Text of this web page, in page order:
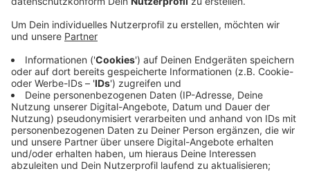
bereits im Januar in Dortmund und Recklinghausen
festgenommen. Gestern (28.04.) in den frühen
Morgenstunden hat die Polizei vier weitere
Tatverdächtige festgesetzt: in Wuppertal,
Mettmann, Dormagen und Solingen. Außerdem
haben die Ermittler drei Lagerhallen in NRW
lokalisiert, die mit der Tätergruppe in Verbindung
stehen. Deren genauen Standort teilt die Polizei
aus ermittlungstaktischen Gründen nicht mit. Die
mutmaßlichen Täter hatten vergangenen Juli